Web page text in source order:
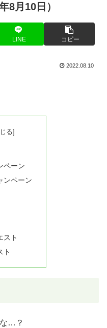
8月10日）
LINE コピー
2022.08.10
ペーン
ンペーン
スト
ト
…？